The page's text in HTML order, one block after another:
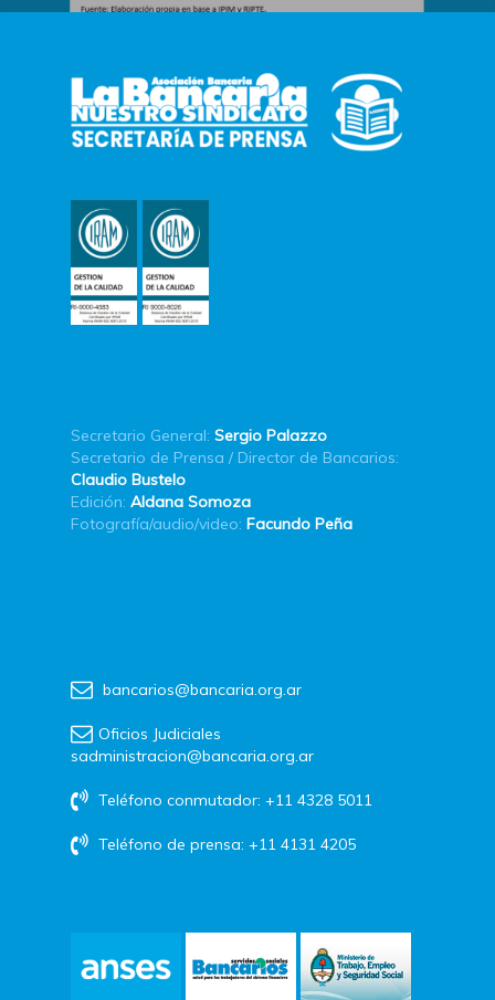
Secretario General: Sergio Palazzo
Secretario de Prensa / Director de Bancarios:
Claudio Bustelo
Edición: Aldana Somoza
Fotografía/audio/video: Facundo Peña
bancarios@bancaria.org.ar
Oficios Judiciales
sadministracion@bancaria.org.ar
Teléfono conmutador: +11 4328 5011
Teléfono de prensa: +11 4131 4205